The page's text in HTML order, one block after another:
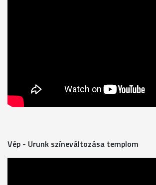
Vép - Urunk színeváltozása templom